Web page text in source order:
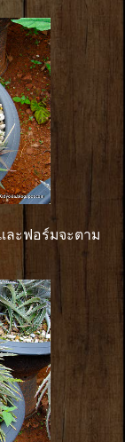
ะฟอร์มจะตาม